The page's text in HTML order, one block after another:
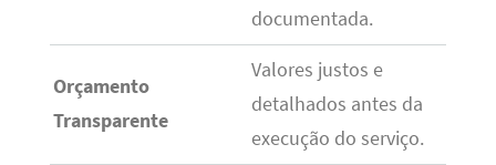
documentada.
Orçamento
Transparente
Valores justos e
detalhados antes da
execução do serviço.